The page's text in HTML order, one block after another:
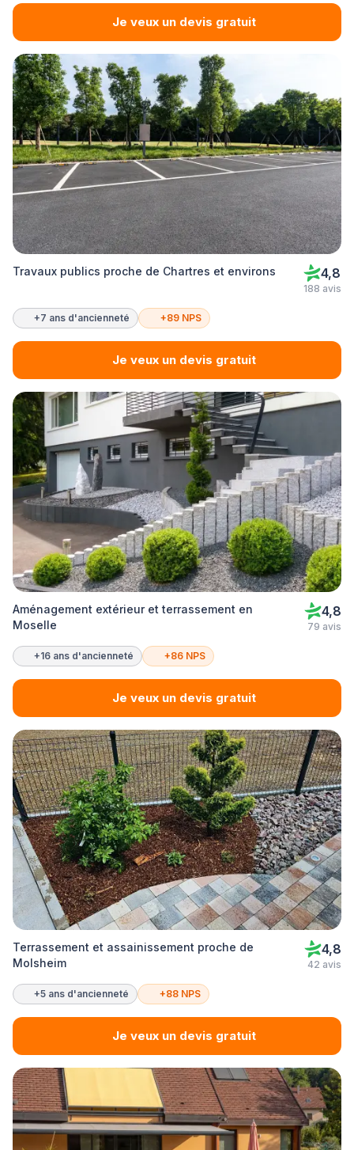
Je veux un devis gratuit
Travaux publics proche de Chartres et environs 4,8
188 avis
+7 ans d'ancienneté +89 NPS
Je veux un devis gratuit
Aménagement extérieur et terrassement en
Moselle
4,8
79 avis
+16 ans d'ancienneté +86 NPS
Je veux un devis gratuit
Terrassement et assainissement proche de
Molsheim
4,8
42 avis
+5 ans d'ancienneté +88 NPS
Je veux un devis gratuit